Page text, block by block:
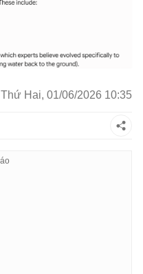
Thứ Hai, 01/06/2026 10:35